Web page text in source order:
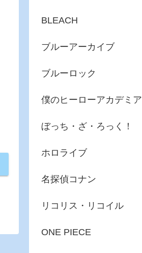
BLEACH
ブルーアーカイブ
ブルーロック
僕のヒーローアカデミア
ぼっち・ざ・ろっく！
ホロライブ
名探偵コナン
リコリス・リコイル
ONE PIECE